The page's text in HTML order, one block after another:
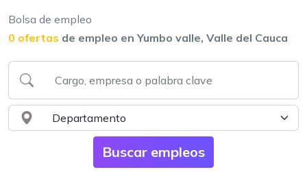
Bolsa de empleo
0 ofertas de empleo en Yumbo valle, Valle del Cauca